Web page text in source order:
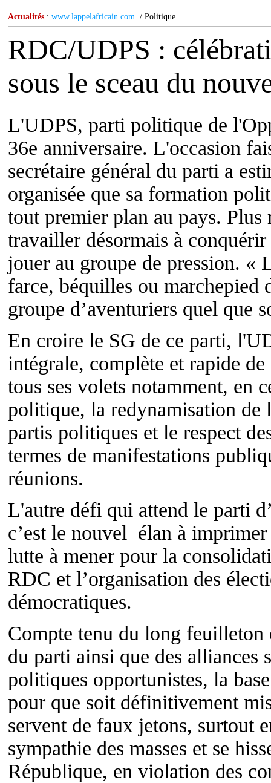
Actualités : www.lappelafricain.com / Politique
RDC/UDPS :
sous le sceau du
L'UDPS, parti politique de
36e anniversaire. L'occasion
secrétaire général du parti a
organisée que sa formation
tout premier plan au pays. Plus
travailler désormais à
jouer au groupe de pression. «
farce, béquilles ou marchepied
groupe d’aventuriers quel que
En croire le SG de ce parti,
intégrale, complète et rapide
tous ses volets notamment, en
politique, la redynamisation
partis politiques et le respect
termes de manifestations
réunions.
L'autre défi qui attend le parti
c’est le nouvel élan à
lutte à mener pour la
RDC et l’organisation des
démocratiques.
Compte tenu du long feuilleton
du parti ainsi que des alliances
politiques opportunistes, la
pour que soit définitivement
servent de faux jetons, surtout
sympathie des masses et se
République, en violation des